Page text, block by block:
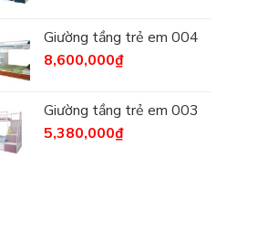
Giường tầng trẻ em 004
8,600,000₫
Giường tầng trẻ em 003
5,380,000₫